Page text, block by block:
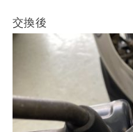
交換後